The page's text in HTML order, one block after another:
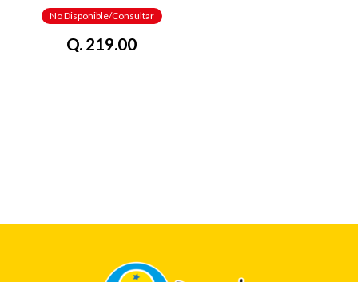
No Disponible/Consultar
Q. 219.00